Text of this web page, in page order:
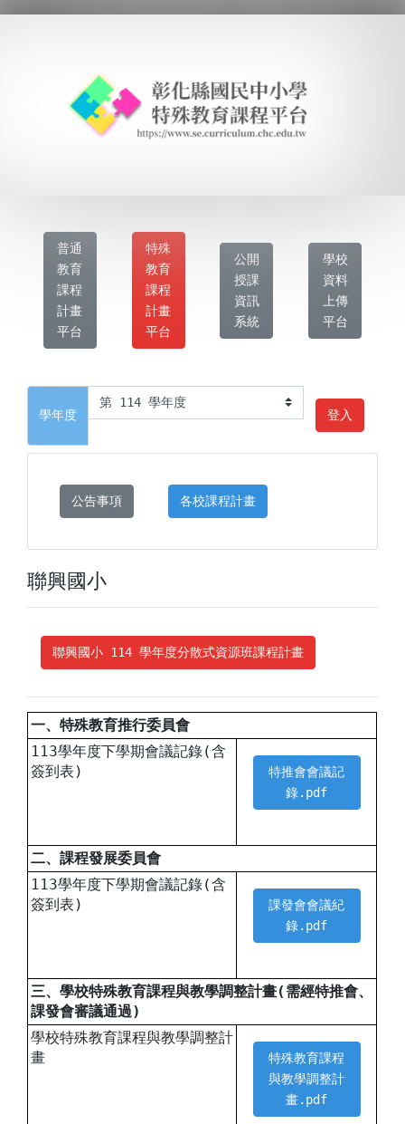
普通
教育
課程
計畫
平台
特殊
教育
課程
計畫
平台
公開
授課
資訊
系統
學校
資料
上傳
平台
學年度 登入
公告事項 各校課程計畫
聯興國小
聯興國小 114 學年度分散式資源班課程計畫
一、特殊教育推行委員會
113學年度下學期會議記錄(含
簽到表)
特推會會議記
錄.pdf
二、課程發展委員會
113學年度下學期會議記錄(含
簽到表)
課發會會議紀
錄.pdf
三、學校特殊教育課程與教學調整計畫(需經特推會、
課發會審議通過)
學校特殊教育課程與教學調整計
畫
特殊教育課程
與教學調整計
畫.pdf